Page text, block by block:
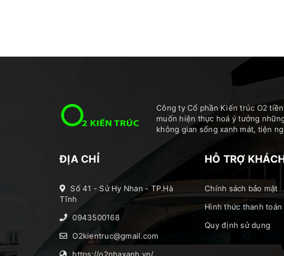
Công ty Cổ phần Kiến trúc O2
muốn hiện thực hoá ý tưởng
không gian sống xanh mát, tiện
ĐỊA CHỈ
Số 41 - Sử Hy Nhan - TP.Hà
Tĩnh
0943500168
O2kientruc@gmail.com
HỖ TRỢ
Chính sách bảo mật
Hình thức thanh toán
Quy định sử dụng